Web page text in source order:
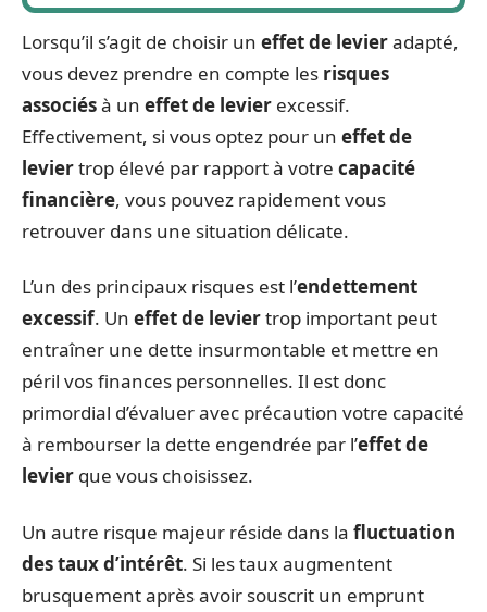
Lorsqu’il s’agit de choisir un effet de levieradapté,
vous devez prendre en compte les risques
associésà un effet de levier excessif.
Effectivement, si vous optez pour un effet de
leviertrop élevé par rapport à votre capacité
financière, vous pouvez rapidement vous
retrouver dans une situation délicate.
L’un des principaux risques est l’endettement
excessif. Un effet de leviertrop important peut
entraîner une dette insurmontable et mettre en
péril vos finances personnelles. Il est donc
primordial d’évaluer avec précaution votre capacité
à rembourser la dette engendrée par l’effet de
levier que vous choisissez.
Un autre risque majeur réside dans la fluctuation
des taux d’intérêt. Si les taux augmentent
brusquement après avoir souscrit un emprunt